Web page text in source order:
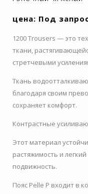
цена: Под
1200 Trousers — это
ткани,
стретчевыми
Ткань
благодаря своим
сохраняет комфорт.
Контрастные
Этот материал
растяжимость и
подвижность.
Пояс Pelle P входит в